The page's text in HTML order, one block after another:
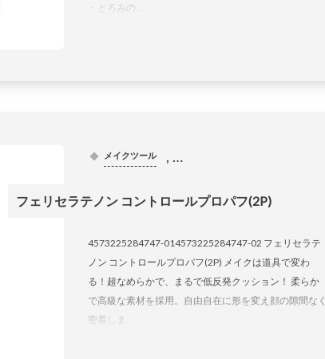
・とろみの...
メイクツール , …
フェリセラテノン コントロールプロパフ(2P)
4573225284747-014573225284747-02 フェリセラテ
ノン コントロールプロパフ(2P) メイクは道具で変わ
る！超なめらかで、まるで低反発クッション！ 柔らか
で高級な素材を採用。自由自在に形を変え顔の隙間なく
密着しま...